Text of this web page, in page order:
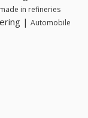
in refineries
| Automobile